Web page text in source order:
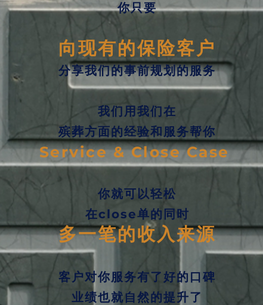
你只要
向现有的保险客户
分享我们的事前规划的服务
我们用我们在
殡葬方面的经验和服务帮你
Service & Close Case
你就可以轻松
在close单的同时
多一笔的收入来源
客户对你服务有了好的口碑
业绩也就自然的提升了